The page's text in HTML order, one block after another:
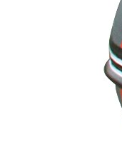
Добавить к сравнению
Сообщить о наличии